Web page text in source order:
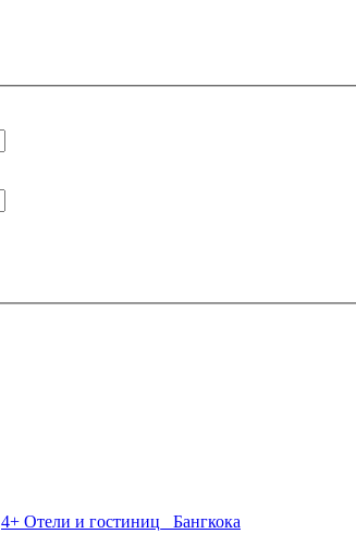
4+ Отели и гостиниц_ Бангкока